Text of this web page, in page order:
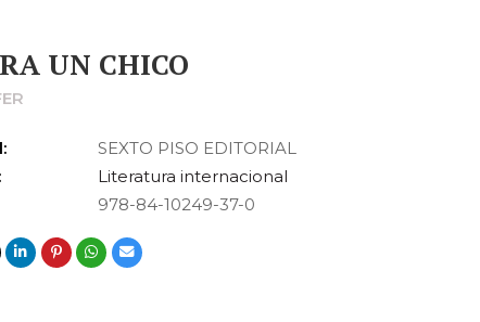
UN CHICO
SEXTO PISO EDITORIAL
Literatura internacional
978-84-10249-37-0